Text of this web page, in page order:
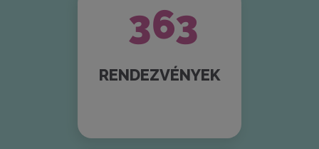
405
RENDEZVÉNYEK